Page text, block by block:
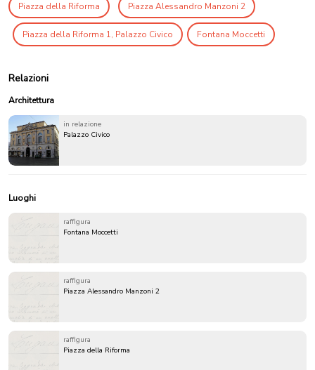
Piazza della Riforma Piazza Alessandro Manzoni 2
Piazza della Riforma 1, Palazzo Civico Fontana Moccetti
Relazioni
Architettura
in relazione
Palazzo Civico
Luoghi
raffigura
Fontana Moccetti
raffigura
Piazza Alessandro Manzoni 2
raffigura
Piazza della Riforma